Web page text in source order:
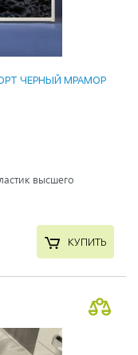
ЧЕРНЫЙ МРАМОР
высшего
КУПИТЬ